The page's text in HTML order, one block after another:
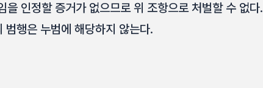
인정할 증거가 없으므로 위 조항으로 처벌할 수 없다.
행은 누범에 해당하지 않는다.